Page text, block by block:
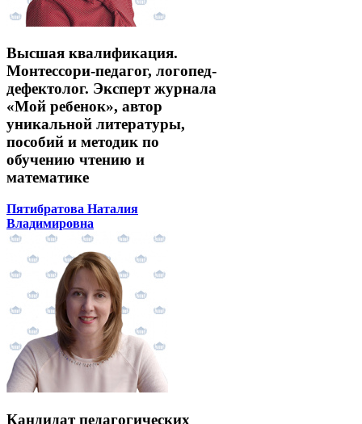
Высшая квалификация.
Монтессори-педагог, логопед-
дефектолог. Эксперт журнала
«Мой ребенок», автор
уникальной литературы,
пособий и методик по
обучению чтению и
математике
Пятибратова Наталия
Владимировна
Кандидат педагогических